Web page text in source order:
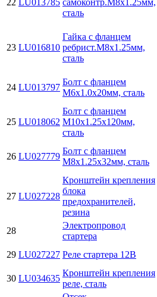
22 LU013785 самоконтр.М8х1.25мм,
сталь
23 LU016810
Гайка с фланцем
ребрист.M8х1.25мм,
сталь
24 LU013797
Болт с фланцем
M6х1.0х20мм, сталь
25 LU018062
Болт с фланцем
M10х1.25х120мм,
сталь
26 LU027779
Болт с фланцем
M8х1.25х32мм, сталь
27 LU027228
Кронштейн крепления
блока
предохранителей,
резина
28
Электропровод
стартера
29 LU027227 Реле стартера 12В
30 LU034635
Кронштейн крепления
реле, сталь